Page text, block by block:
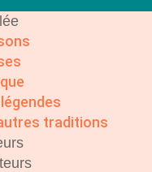
traditions